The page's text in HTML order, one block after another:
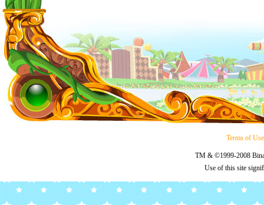
Terms of Use
TM & ©1999-2008
Use of this site